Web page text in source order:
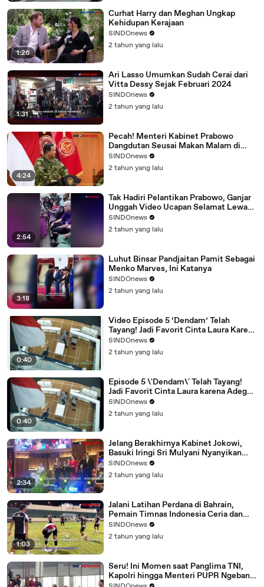
1:26
Curhat Harry dan Meghan Ungkap
Kehidupan Kerajaan
SINDOnews
2 tahun yang lalu
1:31
Ari Lasso Umumkan Sudah Cerai dari
Vitta Dessy Sejak Februari 2024
SINDOnews
2 tahun yang lalu
4:24
Pecah! Menteri Kabinet Prabowo
Dangdutan Seusai Makan Malam di
Akmil
SINDOnews
2 tahun yang lalu
2:54
Tak Hadiri Pelantikan Prabowo, Ganjar
Unggah Video Ucapan Selamat Lewat
IG
SINDOnews
2 tahun yang lalu
3:18
Luhut Binsar Pandjaitan Pamit Sebagai
Menko Marves, Ini Katanya
SINDOnews
2 tahun yang lalu
0:40
Video Episode 5 ‘Dendam’ Telah
Tayang! Jadi Favorit Cinta Laura Karena
Adegan Ini…
SINDOnews
2 tahun yang lalu
0:40
Episode 5 \'Dendam\' Telah Tayang!
Jadi Favorit Cinta Laura karena Adegan
Ini
SINDOnews
2 tahun yang lalu
2:34
Jelang Berakhirnya Kabinet Jokowi,
Basuki Iringi Sri Mulyani Nyanyikan
Lagi \'Menghitung Hari\'
SINDOnews
2 tahun yang lalu
1:03
Jalani Latihan Perdana di Bahrain,
Pemain Timnas Indonesia Ceria dan
Rileks
SINDOnews
2 tahun yang lalu
Seru! Ini Momen saat Panglima TNI,
Kapolri hingga Menteri PUPR Ngeband